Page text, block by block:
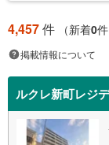
4,457件 （新着0件
掲載情報について
ルクレ新町レジ